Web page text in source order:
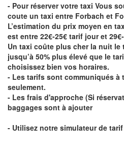
- Pour réserver votre taxi Vous
coute un taxi entre Forbach et
L’estimation du prix moyen en
est entre 22€-25€ tarif jour et
Un taxi coûte plus cher la nuit
jusqu’à 50% plus élevé que le
choisissez bien vos horaires.
- Les tarifs sont communiqués à
seulement.
- Les frais d'approche (Si
baggages sont à ajouter
- Utilisez notre simulateur de